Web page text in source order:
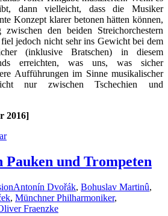
dann vielleicht, dass die Musiker
Konzept klarer betonen hätten können,
den beiden Streichorchestern
jedoch nicht sehr ins Gewicht bei dem
(inklusive Bratschen) in diesem
erreichten, was uns, was sicher
Aufführungen im Sinne musikalischer
nur zwischen Tschechien und
2016]
und Trompeten
Antonín Dvořák, Bohuslav Martinû,
, Münchner Philharmoniker,
Fraenzke